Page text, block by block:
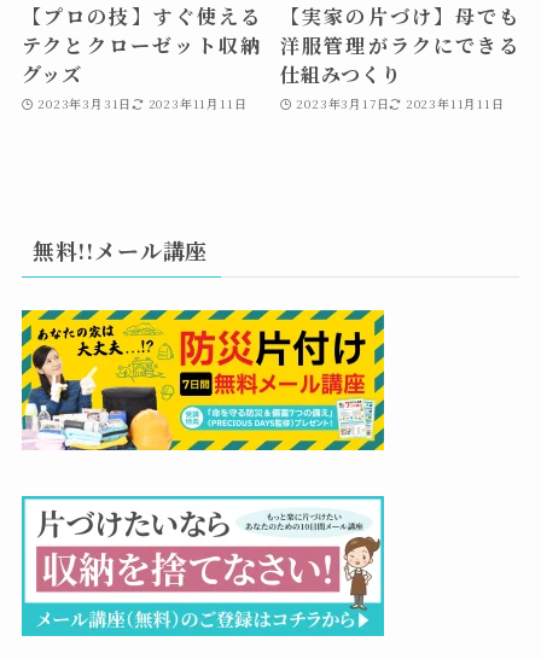
【プロの技】すぐ使える
テクとクローゼット収納
グッズ
2023年3月31日 2023年11月11日
【実家の片づけ】母でも
洋服管理がラクにできる
仕組みつくり
2023年3月17日 2023年11月11日
無料!!メール講座